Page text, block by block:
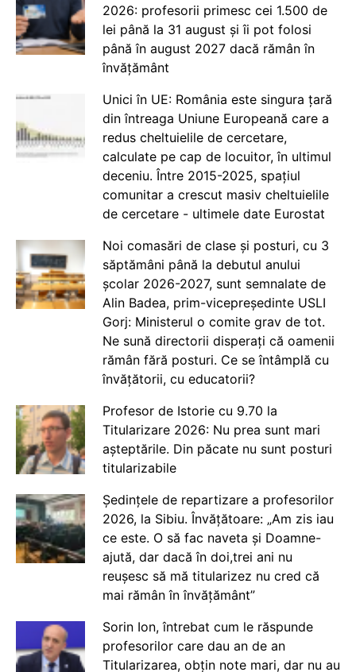
2026: profesorii primesc cei 1.500 de
lei până la 31 august și îi pot folosi
până în august 2027 dacă rămân în
învățământ
Unici în UE: România este singura țară
din întreaga Uniune Europeană care a
redus cheltuielile de cercetare,
calculate pe cap de locuitor, în ultimul
deceniu. Între 2015-2025, spațiul
comunitar a crescut masiv cheltuielile
de cercetare - ultimele date Eurostat
Noi comasări de clase și posturi, cu 3
săptămâni până la debutul anului
școlar 2026-2027, sunt semnalate de
Alin Badea, prim-vicepreședinte USLI
Gorj: Ministerul o comite grav de tot.
Ne sună directorii disperați că oamenii
rămân fără posturi. Ce se întâmplă cu
învățătorii, cu educatorii?
Profesor de Istorie cu 9.70 la
Titularizare 2026: Nu prea sunt mari
așteptările. Din păcate nu sunt posturi
titularizabile
Ședințele de repartizare a profesorilor
2026, la Sibiu. Învățătoare: „Am zis iau
ce este. O să fac naveta și Doamne-
ajută, dar dacă în doi,trei ani nu
reușesc să mă titularizez nu cred că
mai rămân în învățământ”
Sorin Ion, întrebat cum le răspunde
profesorilor care dau an de an
Titularizarea, obțin note mari, dar nu au